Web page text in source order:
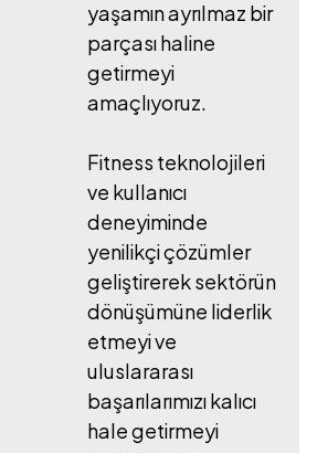
yaşamın ayrılmaz bir
parçası haline
getirmeyi
amaçlıyoruz.
Fitness teknolojileri
ve kullanıcı
deneyiminde
yenilikçi çözümler
geliştirerek sektörün
dönüşümüne liderlik
etmeyi ve
uluslararası
başarılarımızı kalıcı
hale getirmeyi